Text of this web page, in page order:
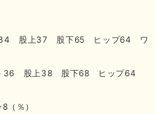
34 股上37 股下65 ヒップ64 ワ
股上38 股下68 ヒップ64
（％）